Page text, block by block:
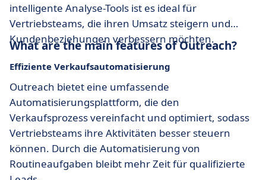
intelligente Analyse-Tools ist es ideal für
Vertriebsteams, die ihren Umsatz steigern und
Kundenbeziehungen verbessern möchten.
What are the main features of Outreach?
Effiziente Verkaufsautomatisierung
Outreach bietet eine umfassende
Automatisierungsplattform, die den
Verkaufsprozess vereinfacht und optimiert, sodass
Vertriebsteams ihre Aktivitäten besser steuern
können. Durch die Automatisierung von
Routineaufgaben bleibt mehr Zeit für qualifizierte